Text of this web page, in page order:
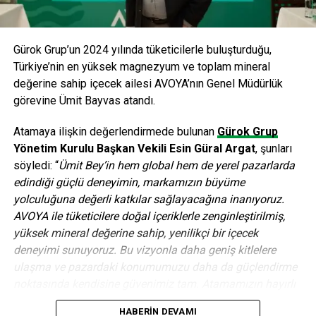
şirketin
www.etihad.com
adresindeki web sitesinden
* Darwin Havayolları tarafından işletilecek
ANAHTAR KELIMELER: ETIHAD HAVAYOLLARI
HINDISTAN
JET AIRWAYS
SONRAKI
Vefa, sektör liderliğini tescilledi
ÖNCEKI
Çalışana sosyal medya yasak!
editor
Gürok Grup’un 2024 yılında tüketicilerle buluşturduğu,
Türkiye’nin en yüksek magnezyum ve toplam mineral
değerine sahip içecek ailesi AVOYA’nın Genel Müdürlük
görevine Ümit Bayvas atandı.
Atamaya ilişkin değerlendirmede bulunan Gürok Grup
Yönetim Kurulu Başkan Vekili Esin Güral Argat, şunları
söyledi: “Ümit Bey’in hem global hem de yerel pazarlarda
edindiği güçlü deneyimin, markamızın büyüme
yolculuğuna değerli katkılar sağlayacağına inanıyoruz.
AVOYA ile tüketicilere doğal içeriklerle zenginleştirilmiş,
yüksek mineral değerine sahip, yenilikçi bir içecek
deneyimi sunuyoruz. Bu vizyonla daha geniş kitlelere
ulaşma ve pazardaki konumumuzu daha da güçlendirme
ve uğurlu olmasını diliyoruz.”
HABERIN DEVAMI